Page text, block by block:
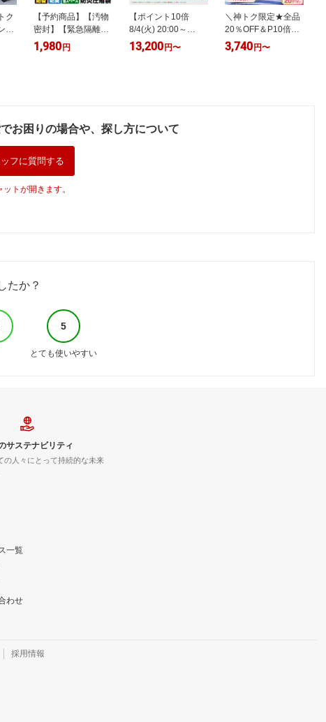
ク
＞
【予約商品】【汚物
密封】【緊急隔離】
防災圧縮袋 日本製被
災時、緊急時の汚
1,980 円
【ポイント10倍
8/4(火) 20:00～
8/11(火) 1:59まで】
アルティム8∞ ベス
洗顔 メイク落とし
13,200 円〜
＼神トク限定★全品
20％OFF＆P10倍／
[楽天1位] フェイスク
リーム ナイトクリー
3,740 円〜
お困りの場合や、探し方について
フに質問する
トが開きます。
たか？
5
とても使いやすい
サステナビリティ
の人々にとって持続的な未来
一覧
わせ
採用情報